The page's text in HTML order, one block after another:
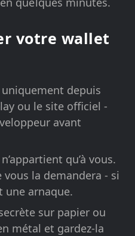
votre wallet
depuis
ou le site officiel -
avant
qu’à vous.
la demandera - si
une arnaque.
sur papier ou
métal et gardez-la